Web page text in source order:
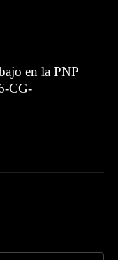
en la PNP
CG-